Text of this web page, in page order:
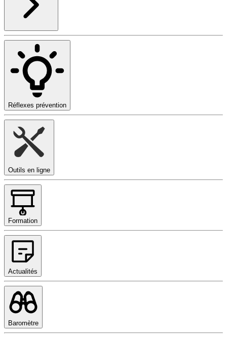
Réflexes prévention
Outils en ligne
Formation
Actualités
Baromètre